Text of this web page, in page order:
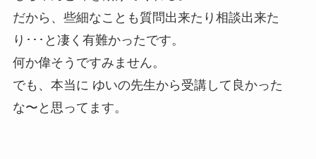
だから、些細なことも質問出来たり相談出来た
り･･･と凄く有難かったです。
何か偉そうですみません。
でも、本当に ゆいの先生から受講して良かった
な〜と思ってます。